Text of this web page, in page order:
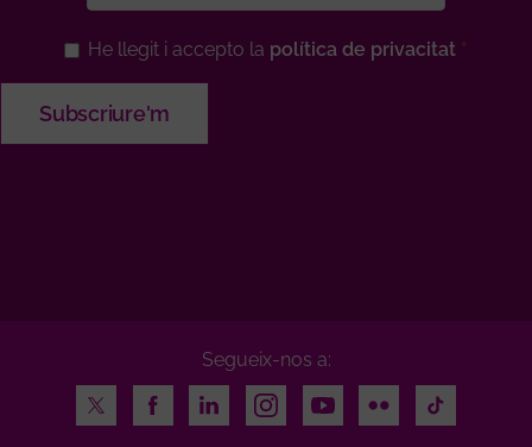
He llegit i accepto la política de privacitat
Segueix-nos a:
Twitter
FacebookLinkedInInstagramYoutubeFlickr TikTok